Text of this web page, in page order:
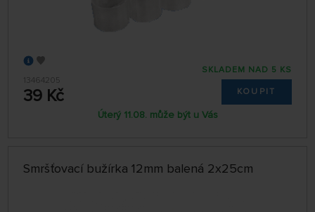
13464205
39 Kč
SKLADEM NAD 5 KS
KOUPIT
Úterý 11.08. může být u Vás
Smršťovací bužírka 12mm balená 2x25cm